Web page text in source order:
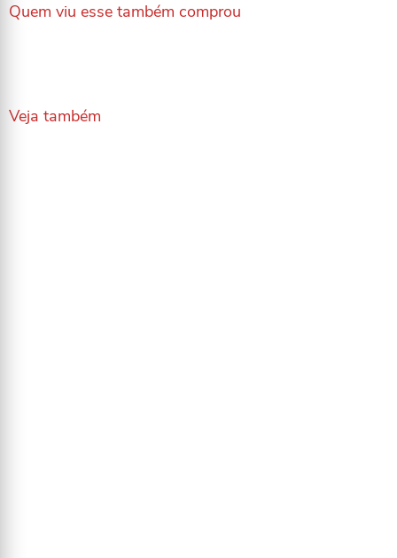
Quem viu esse também comprou
Veja também